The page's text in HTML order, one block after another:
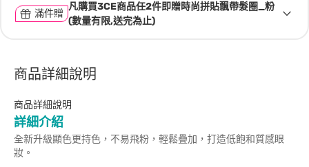
滿件贈
凡購買3CE商品任2件即贈時尚拼貼飄帶髮圈_粉
(數量有限,送完為止)
商品詳細說明
商品詳細說明
詳細介紹
全新升級顯色更持色，不易飛粉，輕鬆疊加，打造低飽和質感眼
妝。